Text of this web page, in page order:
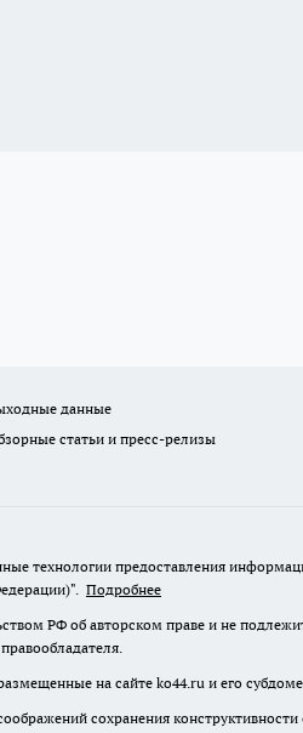
данные
статьи и пресс-релизы
предоставления
Подробнее
РФ об авторском праве и не
на сайте ko44.ru и его
сохранения